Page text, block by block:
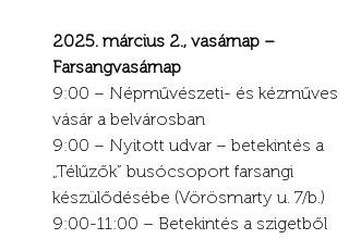
2025. március 2., vasárnap –
Farsangvasárnap
9:00 – Népművészeti- és kézműves
vásár a belvárosban
9:00 – Nyitott udvar – betekintés a
„Télűzők” busócsoport farsangi
készülődésébe (Vörösmarty u. 7/b.)
9:00-11:00 – Betekintés a szigetből